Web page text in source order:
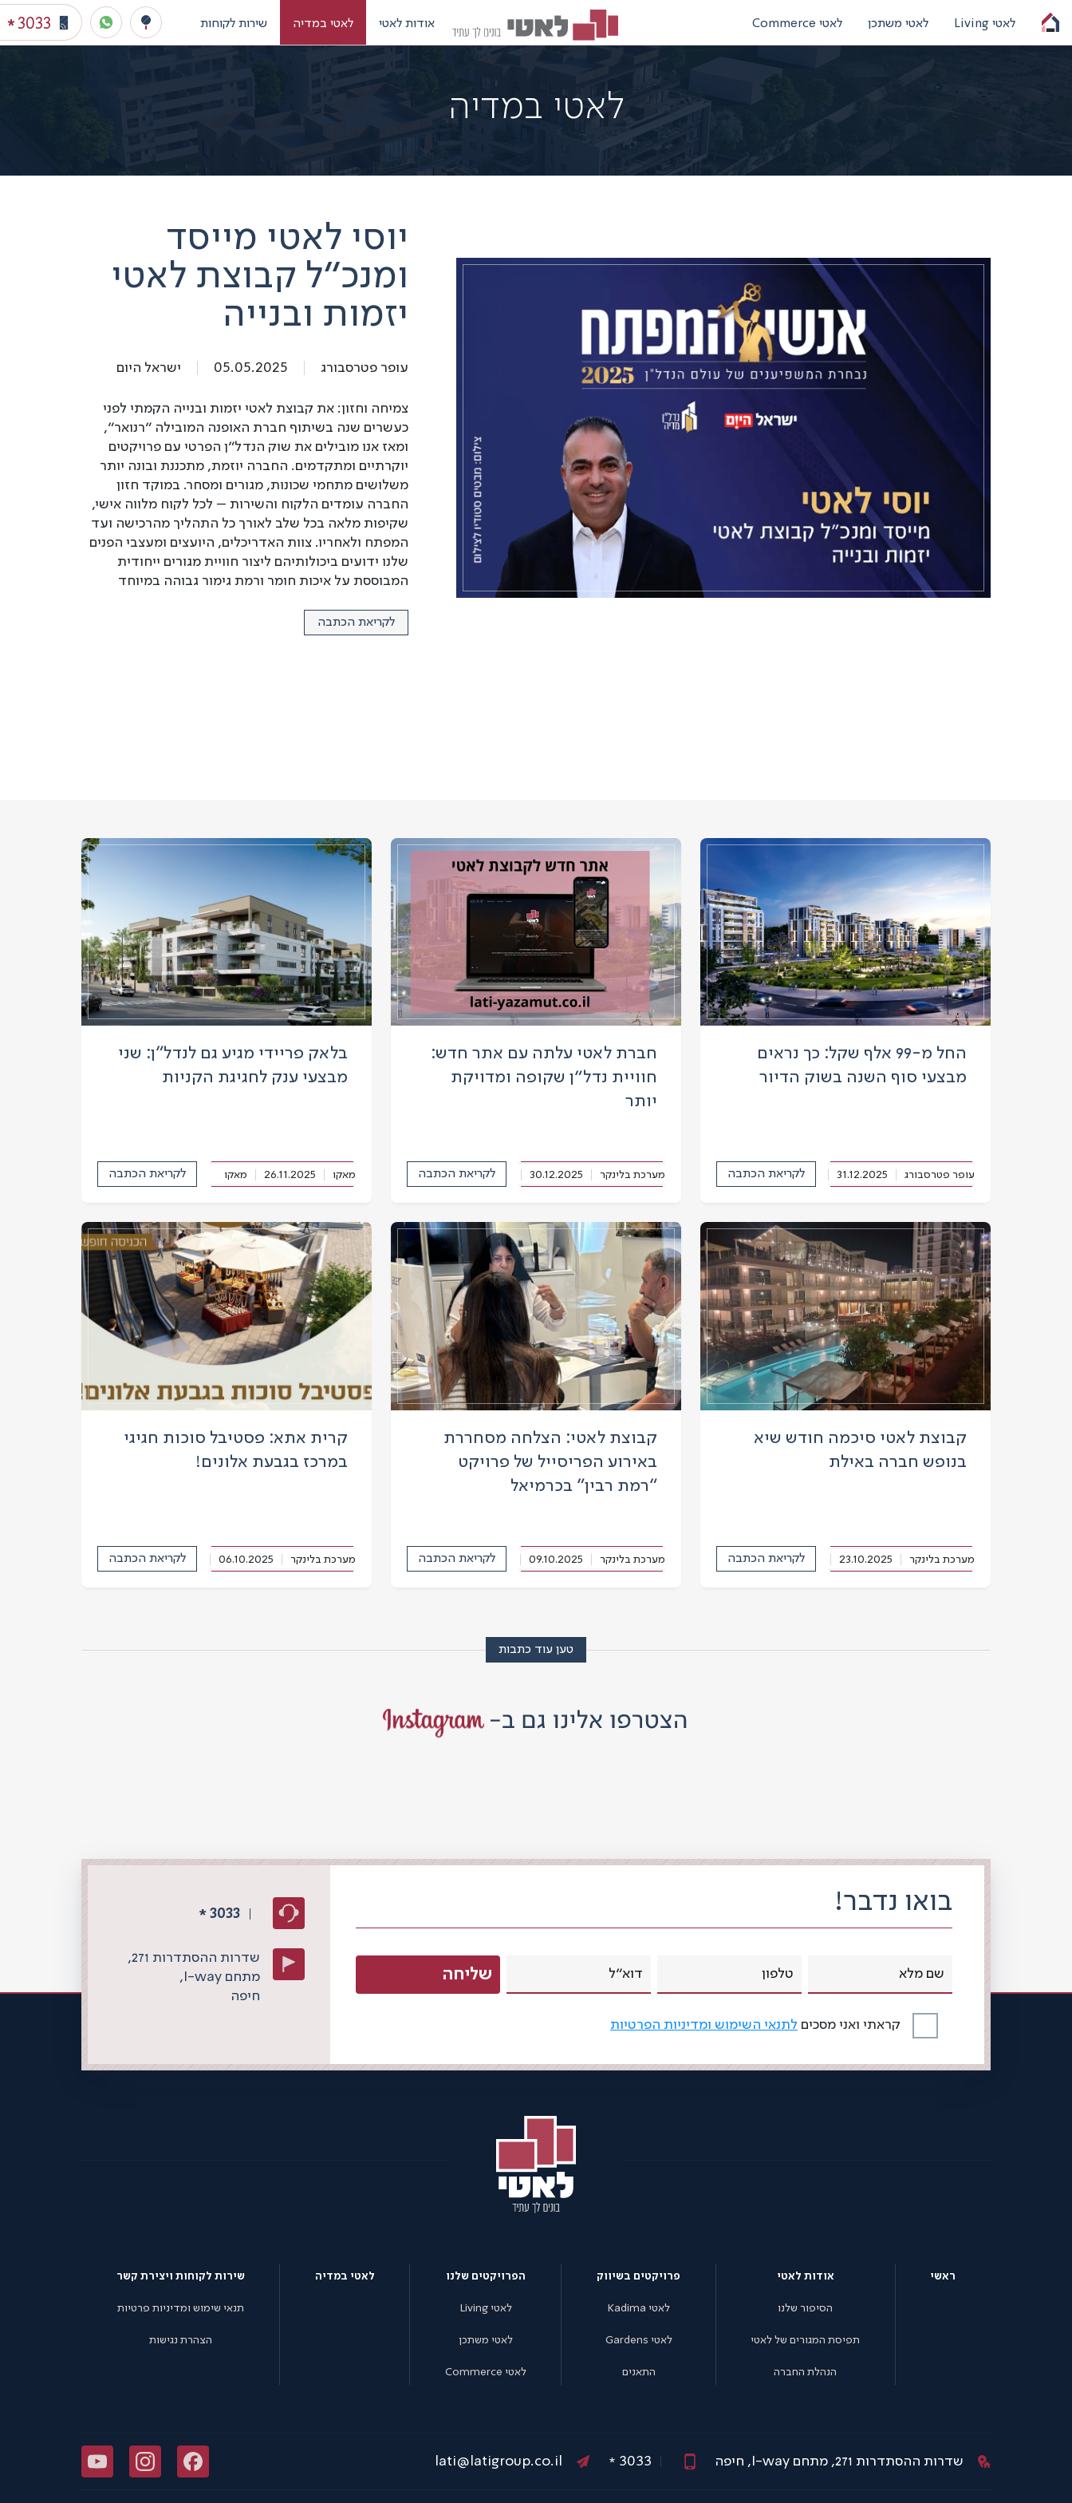
לאטי Living לאטי משתכן לאטי Commerce אודות לאטי לאטי במדיה שירות לקוחות 3033
*
לאטי במדיה
יוסי לאטי מייסד
ומנכ"ל קבוצת לאטי
יזמות ובנייה
עופר פטרסבורג 05.05.2025 ישראל היום
צמיחה וחזון: את קבוצת לאטי יזמות ובנייה הקמתי לפני
כעשרים שנה בשיתוף חברת האופנה המובילה ״רנואר”,
ומאז אנו מובילים את שוק הנדל"ן הפרטי עם פרויקטים
יוקרתיים ומתקדמים. החברה יוזמת, מתכננת ובונה יותר
משלושים מתחמי שכונות, מגורים ומסחר. במוקד חזון
החברה עומדים הלקוח והשירות – לכל לקוח מלווה אישי,
שקיפות מלאה בכל שלב לאורך כל התהליך מהרכישה ועד
המפתח ולאחריו. צוות האדריכלים, היועצים ומעצבי הפנים
שלנו ידועים ביכולותיהם ליצור חוויית מגורים ייחודית
המבוססת על איכות חומר ורמת גימור גבוהה במיוחד
לקריאת הכתבה
החל מ-99 אלף שקל: כך נראים
מבצעי סוף השנה בשוק הדיור
עופר פטרסבורג 31.12.2025 מאקולקריאת הכתבה
חברת לאטי עלתה עם אתר חדש:
חוויית נדל״ן שקופה ומדויקת
יותר
מערכת בלינקר 30.12.2025 הד הקריות
לקריאת הכתבה
בלאק פריידי מגיע גם לנדל"ן: שני
מבצעי ענק לחגיגת הקניות
מאקו 26.11.2025 מאקו לקריאת הכתבה
קבוצת לאטי סיכמה חודש שיא
בנופש חברה באילת
מערכת בלינקר 23.10.2025 הד הקריות
לקריאת הכתבה
קבוצת לאטי: הצלחה מסחררת
באירוע הפריסייל של פרויקט
“רמת רבין” בכרמיאל
מערכת בלינקר 09.10.2025 צפון-1לקריאת הכתבה
קרית אתא: פסטיבל סוכות חגיגי
במרכז בגבעת אלונים!
מערכת בלינקר 06.10.2025 הד הקריות
לקריאת הכתבה
טען עוד כתבות
בואו נדבר!
קראתי ואני מסכים לתנאי השימוש ומדיניות הפרטיות
3033
*
שדרות ההסתדרות 271,
מתחם I-way,
חיפה
ראשי אודות לאטי
הסיפור שלנו
תפיסת המגורים של לאטי
הנהלת החברה
פרויקטים בשיווק
לאטי Kadima
לאטי Gardens
התאנים
הפרויקטים שלנו
לאטי Living
לאטי משתכן
לאטי Commerce
לאטי במדיה שירות לקוחות ויצירת קשר
תנאי שימוש ומדיניות פרטיות
הצהרת נגישות
שדרות ההסתדרות 271, מתחם I-way, חיפה 3033
*
lati@latigroup.co.il